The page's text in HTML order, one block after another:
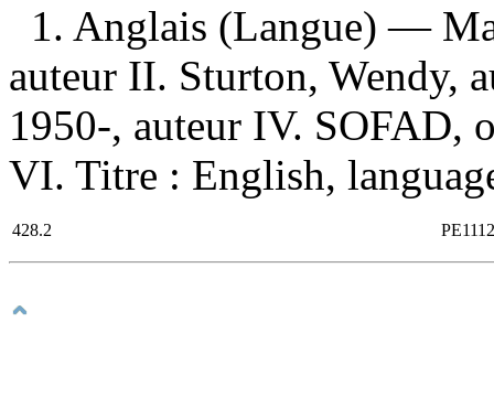
1. Anglais (Langue) —
auteur II. Sturton, Wendy,
1950-, auteur IV. SOFAD,
VI. Titre : English,
428.2 PE1112